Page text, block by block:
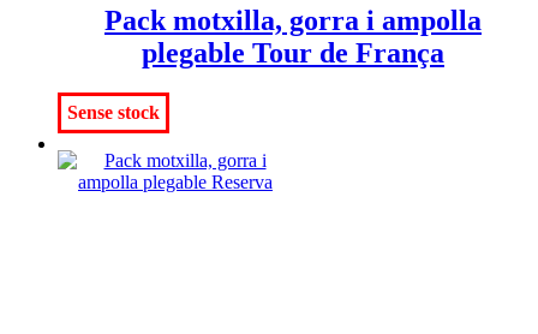
Pack motxilla, gorra i ampolla
plegable Tour de França
Sense stock